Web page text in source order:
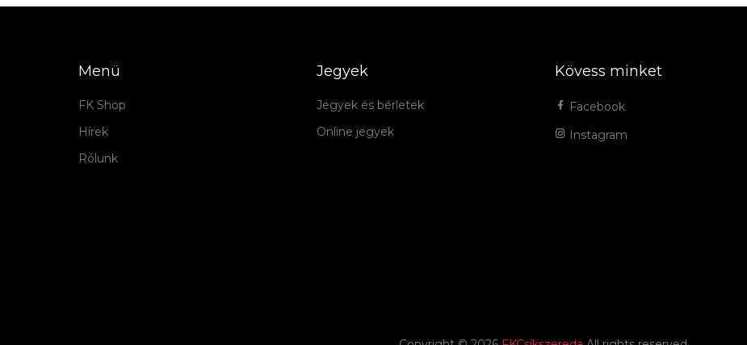
Menü
FK Shop
Hírek
Rólunk
Jegyek
Jegyek és bérletek
Online jegyek
Kövess minket
Facebook
Instagram